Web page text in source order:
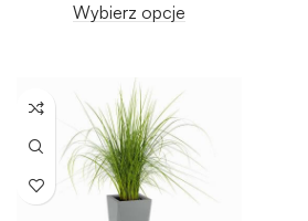
Wybierz opcje